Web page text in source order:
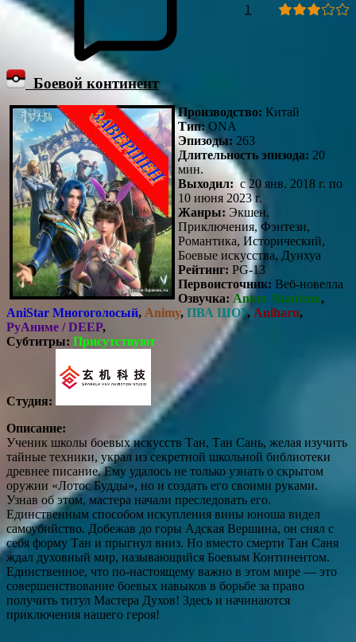
1
Боевой континент
Производство: Китай
Тип:ONA
Эпизоды: 263
Длительность эпизода: 20
мин.
Выходил: с 20 янв. 2018 г. по
10 июня 2023 г.
Жанры: Экшен,
Приключения, Фэнтези,
Романтика, Исторический,
Боевые искусства, Дунхуа
Рейтинг: PG-13
Первоисточник: Веб-новелла
Озвучка: Anton Shanteau,
AniStar Многоголосый, Animy, ПВА ШОУ, Aniharu,
РуАниме / DEEP,
Субтитры: Присутствуют
Студия:
Описание:
Ученик школы боевых искусств Тан, Тан Сань, желая изучить
тайные техники, украл из секретной школьной библиотеки
древнее писание. Ему удалось не только узнать о скрытом
оружии «Лотос Будды», но и создать его своими руками.
Узнав об этом, мастера начали преследовать его.
Единственным способом искупления вины юноша видел
самоубийство. Добежав до горы Адская Вершина, он снял с
себя форму Тан и прыгнул вниз. Но вместо смерти Тан Саня
ждал духовный мир, называющийся Боевым Континентом.
Единственное, что по-настоящему важно в этом мире — это
совершенствование боевых навыков в борьбе за право
получить титул Мастера Духов! Здесь и начинаются
приключения нашего героя!